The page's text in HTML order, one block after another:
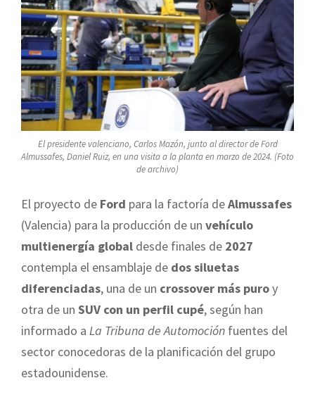
El presidente valenciano, Carlos Mazón, junto al director de Ford
Almussafes, Daniel Ruiz, en una visita a la planta en marzo de 2024. (Foto
de archivo)
El proyecto de Ford para la factoría deAlmussafes
(Valencia) para la producción de un vehículo
multienergía global desde finales de 2027
contempla el ensamblaje de dos siluetas
diferenciadas, una de un crossover más puroy
otra de un SUV con un perfil cupé, según han
informado a La Tribuna de Automoción fuentes del
sector conocedoras de la planificación del grupo
estadounidense.